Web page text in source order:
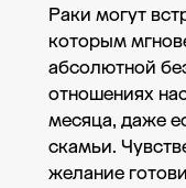
Раки могут
которым
абсолютной
отношениях
месяца, даже
скамьи.
желание